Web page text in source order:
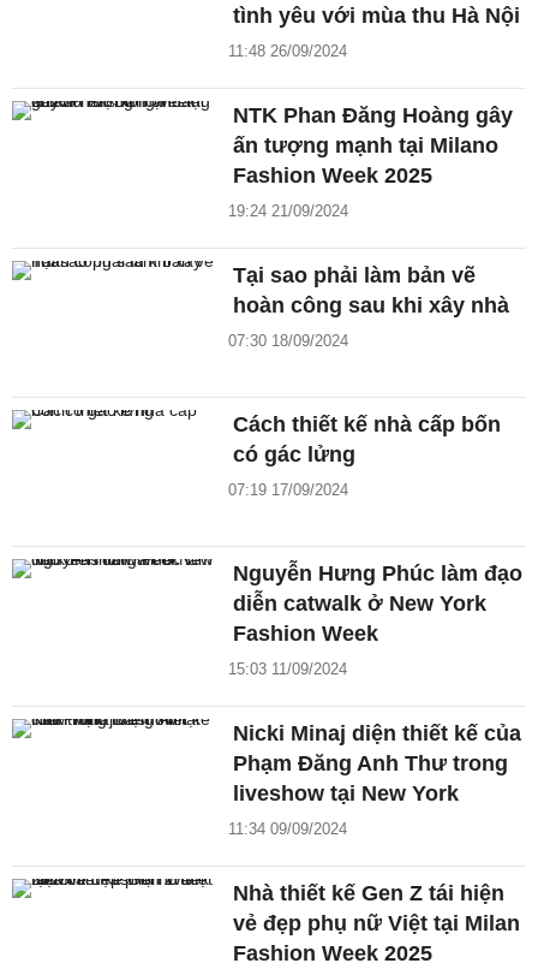
tình yêu với mùa thu Hà Nội
11:48 26/09/2024
NTK Phan Đăng Hoàng gây
ấn tượng mạnh tại Milano
Fashion Week 2025
19:24 21/09/2024
Tại sao phải làm bản vẽ
hoàn công sau khi xây nhà
07:30 18/09/2024
Cách thiết kế nhà cấp bốn
có gác lửng
07:19 17/09/2024
Nguyễn Hưng Phúc làm đạo
diễn catwalk ở New York
Fashion Week
15:03 11/09/2024
Nicki Minaj diện thiết kế của
Phạm Đăng Anh Thư trong
liveshow tại New York
11:34 09/09/2024
Nhà thiết kế Gen Z tái hiện
vẻ đẹp phụ nữ Việt tại Milan
Fashion Week 2025